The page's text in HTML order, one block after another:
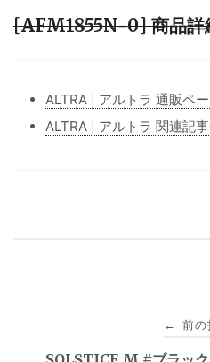
[AFM1855N-0] 商品詳
ALTRA | アルトラ 通販ペ
ALTRA | アルトラ 関連記
← 前の